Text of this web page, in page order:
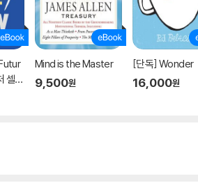
셀
Mind is the Master
9,500원
[단독] Wonder
16,000원